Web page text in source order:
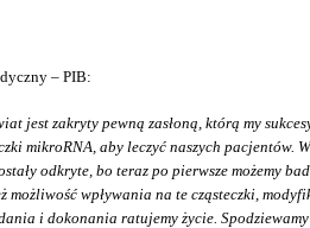
– PIB:
jest zakryty pewną zasłoną, którą my
mikroRNA, aby leczyć naszych pacjentów.
odkryte, bo teraz po pierwsze możemy
wpływania na te cząsteczki,
i dokonania ratujemy życie.